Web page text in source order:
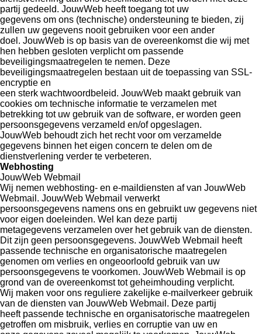
partij gedeeld. JouwWeb heeft toegang tot uw
gegevens om ons (technische) ondersteuning te bieden, zij
zullen uw gegevens nooit gebruiken voor een ander
doel. JouwWeb is op basis van de overeenkomst die wij met
hen hebben gesloten verplicht om passende
beveiligingsmaatregelen te nemen. Deze
beveiligingsmaatregelen bestaan uit de toepassing van SSL-
encryptie en
een sterk wachtwoordbeleid. JouwWeb maakt gebruik van
cookies om technische informatie te verzamelen met
betrekking tot uw gebruik van de software, er worden geen
persoonsgegevens verzameld en/of opgeslagen.
JouwWeb behoudt zich het recht voor om verzamelde
gegevens binnen het eigen concern te delen om de
dienstverlening verder te verbeteren.
Webhosting
JouwWeb Webmail
Wij nemen webhosting- en e-maildiensten af van JouwWeb
Webmail. JouwWeb Webmail verwerkt
persoonsgegevens namens ons en gebruikt uw gegevens niet
voor eigen doeleinden. Wel kan deze partij
metagegevens verzamelen over het gebruik van de diensten.
Dit zijn geen persoonsgegevens. JouwWeb Webmail heeft
passende technische en organisatorische maatregelen
genomen om verlies en ongeoorloofd gebruik van uw
persoonsgegevens te voorkomen. JouwWeb Webmail is op
grond van de overeenkomst tot geheimhouding verplicht.
Wij maken voor ons reguliere zakelijke e-mailverkeer gebruik
van de diensten van JouwWeb Webmail. Deze partij
heeft passende technische en organisatorische maatregelen
getroffen om misbruik, verlies en corruptie van uw en